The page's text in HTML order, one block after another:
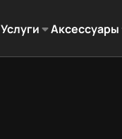
Услуги Аксессуары